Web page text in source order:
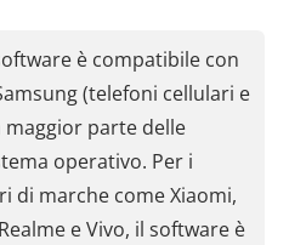
è compatibile con
(telefoni cellulari e
maggior parte delle
operativo. Per i
di marche come Xiaomi,
e Vivo, il software è